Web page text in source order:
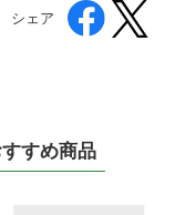
シェア
すめ商品